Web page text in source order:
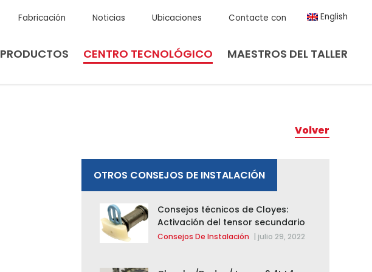
Fabricación Noticias Ubicaciones Contacte con English
PRODUCTOS CENTRO TECNOLÓGICO MAESTROS DEL TALLER
Volver
OTROS CONSEJOS DE INSTALACIÓN
Consejos técnicos de Cloyes:
Activación del tensor secundario
Consejos De Instalación | julio 29, 2022